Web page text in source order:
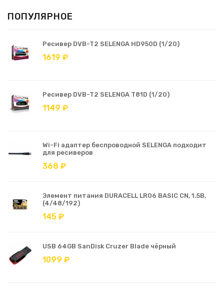
ПОПУЛЯРНОЕ
Ресивер DVB-T2 SELENGA HD950D (1/20)
1619 ₽
Ресивер DVB-T2 SELENGA T81D (1/20)
1149 ₽
Wi-Fi адаптер беспроводной SELENGA подходит
для ресиверов
368 ₽
Элемент питания DURACELL LR06 BASIC CN, 1.5В,
(4/48/192)
145 ₽
USB 64GB SanDisk Cruzer Blade чёрный
1099 ₽